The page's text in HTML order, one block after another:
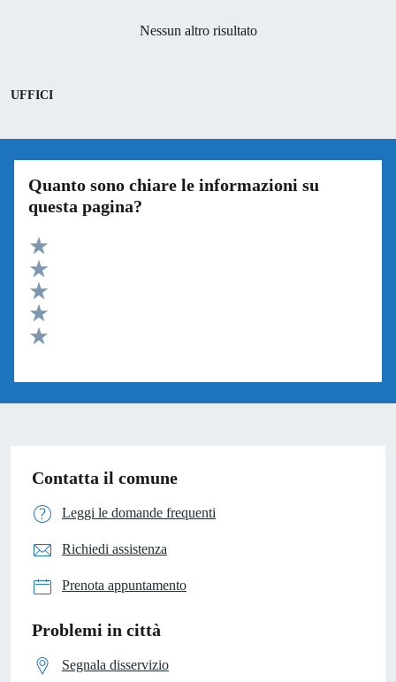
Nessun altro risultato
UFFICI
Quanto sono chiare le informazioni su
questa pagina?
Valuta 5 stelle su 5
Valuta 4 stelle su 5
Valuta 3 stelle su 5
Valuta 2 stelle su 5
Contatta il comune
Leggi le domande frequenti
Richiedi assistenza
Prenota appuntamento
Problemi in città
Segnala disservizio